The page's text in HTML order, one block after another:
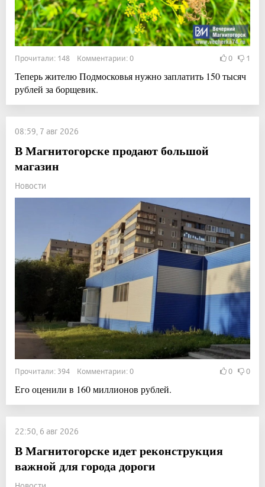
Прочитали: 148 Комментарии: 0 0 1
Теперь жителю Подмосковья нужно заплатить 150 тысяч
рублей за борщевик.
08:59, 7 авг 2026
В Магнитогорске продают большой
магазин
Новости
Прочитали: 394 Комментарии: 0 0 0
Его оценили в 160 миллионов рублей.
22:50, 6 авг 2026
В Магнитогорске идет реконструкция
важной для города дороги